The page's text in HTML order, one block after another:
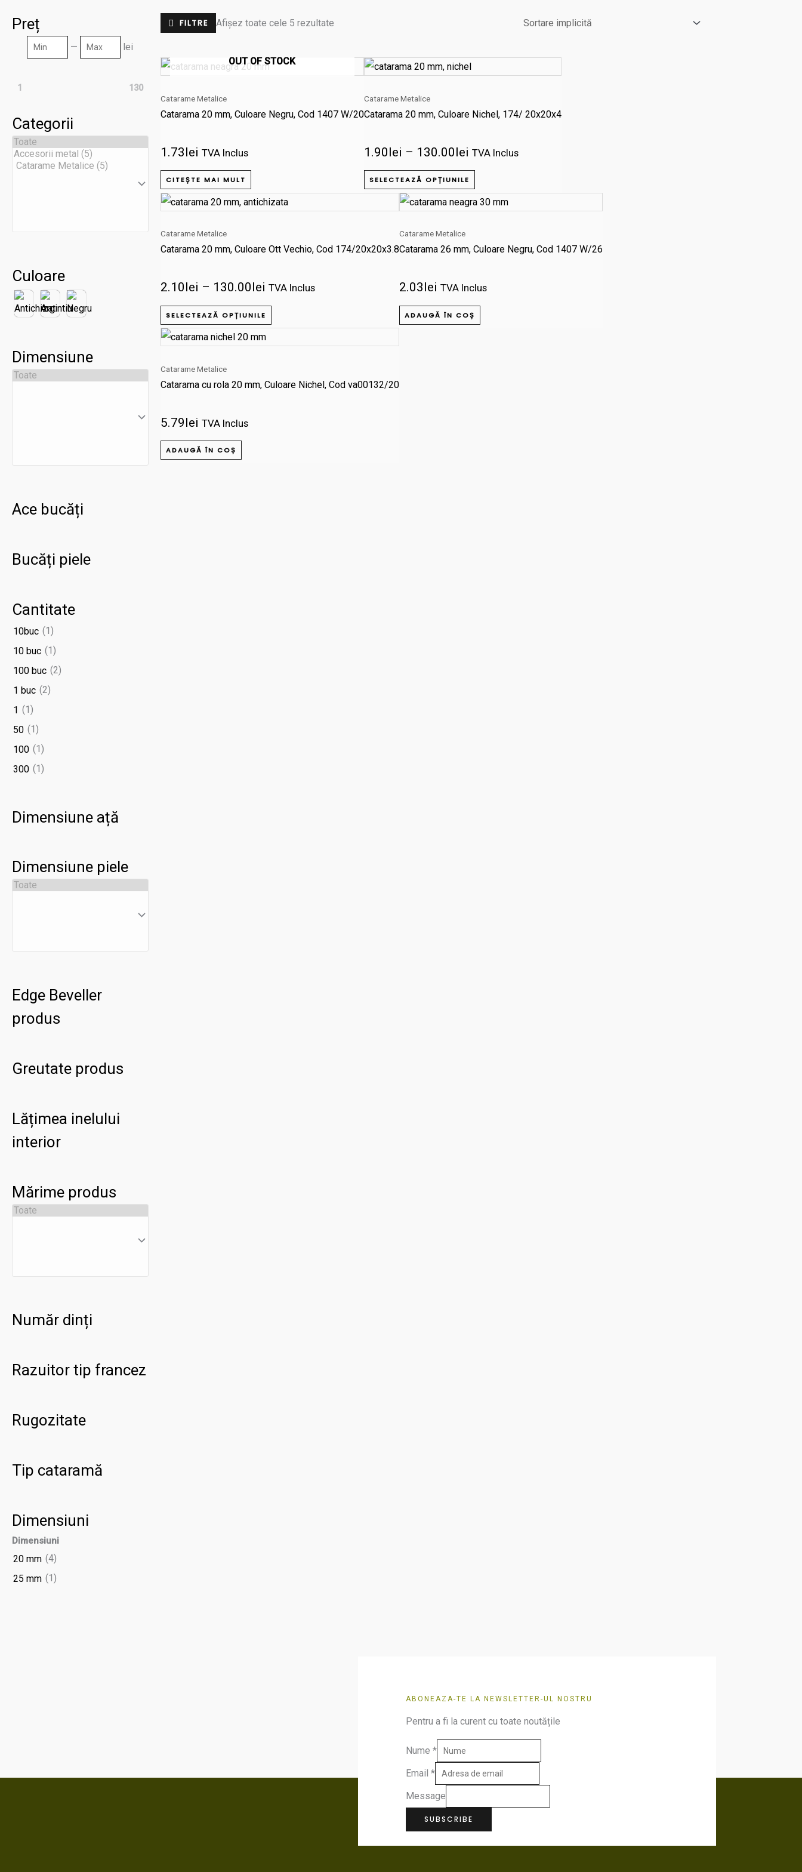
Preț
Min — Max lei
1 130
Categorii
Culoare
Dimensiune
Ace bucăți
Bucăți piele
Cantitate
10buc (1)
10 buc (1)
100 buc (2)
1 buc (2)
1 (1)
50 (1)
100 (1)
300 (1)
Dimensiune ață
Dimensiune piele
Edge Beveller
produs
Greutate produs
Lățimea inelului
interior
Mărime produs
Număr dinți
Razuitor tip francez
Rugozitate
Tip cataramă
Dimensiuni
Dimensiuni
20 mm (4)
25 mm (1)
FILTRE Afișez toate cele 5 rezultate
OUT OF STOCK
Catarame Metalice
Catarama 20 mm, Culoare Negru, Cod 1407 W/20
1.73lei TVA Inclus
CITEȘTE MAI MULT
Catarame Metalice
Catarama 20 mm, Culoare Nichel, 174/ 20x20x4
1.90lei – 130.00lei
Interval
de
1.90lei
130.00lei
TVA Inclus
SELECTEAZĂ OPȚIUNILE
mai
variații.
Opțiunile
pot
fi
pagina
Catarame Metalice
Catarama 20 mm, Culoare Ott Vechio, Cod 174/20x20x3.8
2.10 lei – 130.00 lei
Interval
de
2.10lei
TVA Inclus
SELECTEAZĂ OPȚIUNILE
Acest
mai
variații.
Opțiunile
pot
pagina
Catarame Metalice
Catarama 26 mm, Culoare Negru, Cod 1407 W/26
2.03 lei TVA Inclus
ADAUGĂ ÎN COȘ
Catarame Metalice
Catarama cu rola 20 mm, Culoare Nichel, Cod va00132/20
5.79lei TVA Inclus
ADAUGĂ ÎN COȘ
ABONEAZA-TE LA NEWSLETTER-UL NOSTRU
Pentru a fi la curent cu toate noutățile
Nume *
Email *
Message
SUBSCRIBE